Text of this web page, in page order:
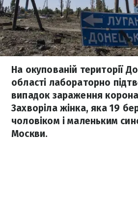
На окупованій території
області лабораторно
випадок зараження
Захворіла жінка, яка 19
чоловіком і маленьким
Москви.